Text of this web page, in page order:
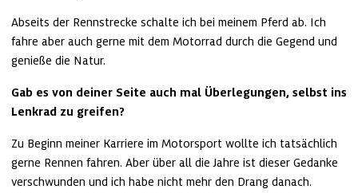
Abseits der Rennstrecke schalte ich bei meinem Pferd ab. Ich
fahre aber auch gerne mit dem Motorrad durch die Gegend und
genieße die Natur.
Gab es von deiner Seite auch mal Überlegungen, selbst ins
Lenkrad zu greifen?
Zu Beginn meiner Karriere im Motorsport wollte ich tatsächlich
gerne Rennen fahren. Aber über all die Jahre ist dieser Gedanke
verschwunden und ich habe nicht mehr den Drang danach.